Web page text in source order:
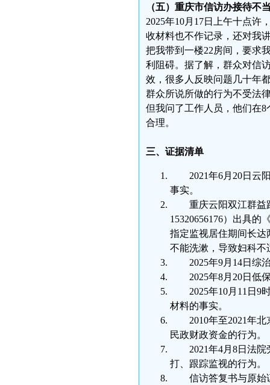
（五）重庆市信访办接待不
2025年10月17日上午十点许
收材料也不作记录，还对我
把我带到一楼22房间，要求
利阻碍。据了解，群众对信
效，很多人反映问题几十年
群众所说所做的行为不受法
但我问了工作人员，他们在
合理。
三、证据清单
2021年6月20日云
事实。
重庆云阳双江群益
15320656176）出具的
指定监视居住期间长
不能洗漱，导致妇科不
2025年9月14日综
2025年8月20日低
2025年10月11日9
材料的事实。
2010年至2021年
民政财政资金的行为。
2021年4月8日法
打、跟踪监视的行为。
信访答复书与原始